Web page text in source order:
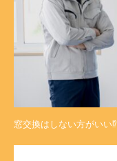
窓交換はしない方がいい⁉︎